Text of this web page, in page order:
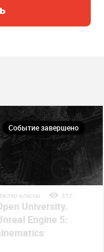
Событие завершено
классы 372
University.
Engine 5: